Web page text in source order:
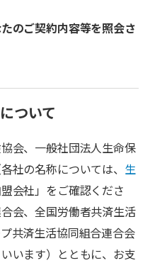
のご契約内容等を照会さ
ついて
会、一般社団法人生命保
社の名称については、 生
会社」をご確認くださ
会、全国労働者共済生活
共済生活協同組合連合会
います）とともに、お支